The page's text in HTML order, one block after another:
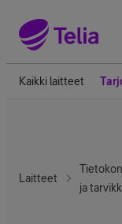
Kaikki laitteet
Laitteet
ja